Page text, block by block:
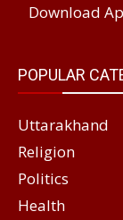
Download
POPULAR
Uttarakhand
Religion
Politics
Health